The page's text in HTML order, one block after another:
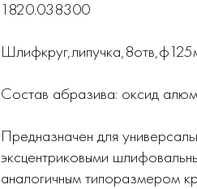
1820.038300
Состав абразива: оксид
Предназначен для
эксцентриковыми
аналогичным типоразмером